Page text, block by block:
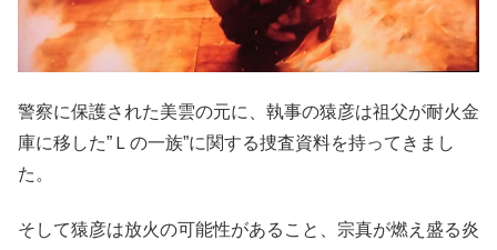
警察に保護された美雲の元に、執事の猿彦は祖父が耐火金
庫に移した”Ｌの一族”に関する捜査資料を持ってきまし
た。
そして猿彦は放火の可能性があること、宗真が燃え盛る炎